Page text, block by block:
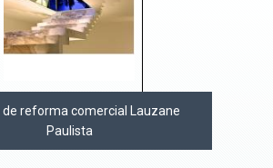
de reforma comercial Lauzane
Paulista